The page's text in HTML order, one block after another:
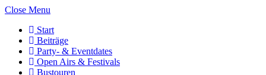
Close Menu
Start
Beiträge
Party- & Eventdates
Open Airs & Festivals
Bustouren